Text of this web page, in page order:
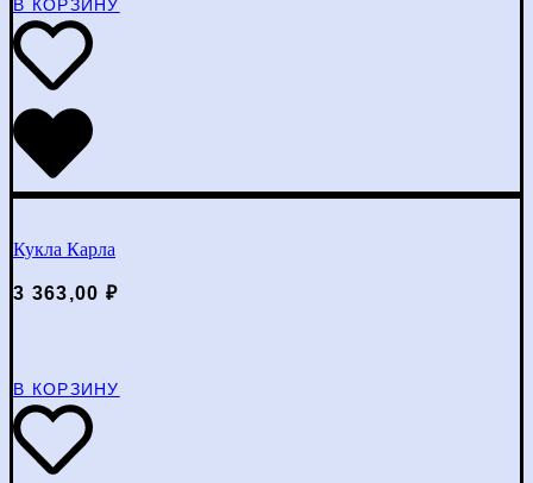
В КОРЗИНУ
Кукла Карла
3 363,00 ₽
В КОРЗИНУ